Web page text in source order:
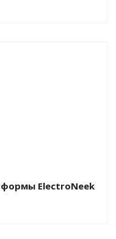
ElectroNeek